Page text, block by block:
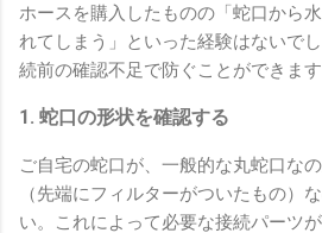
ホースを購入したものの「蛇口から
れてしまう」といった経験はないで
続前の確認不足で防ぐことができます
1. 蛇口の形状を確認する
ご自宅の蛇口が、一般的な丸蛇口な
（先端にフィルターがついたもの）
い。これによって必要な接続パーツ